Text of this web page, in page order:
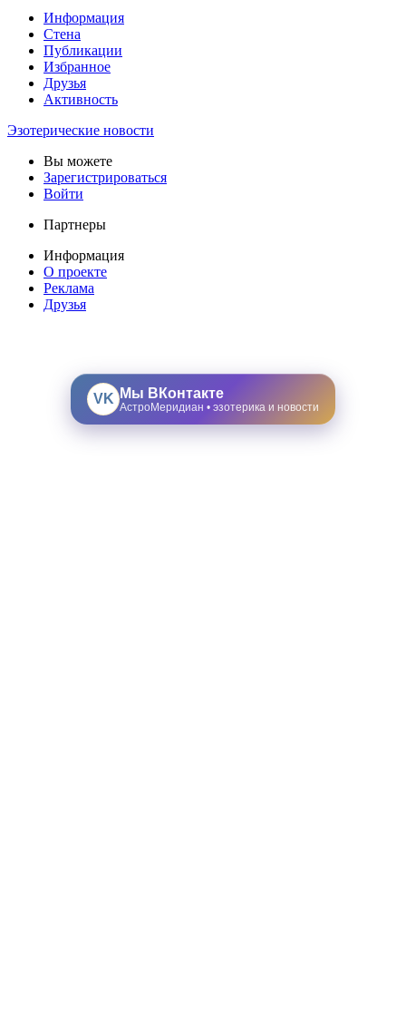
Информация
Стена
Публикации
Избранное
Друзья
Активность
Эзотерические новости
Вы можете
Зарегистрироваться
Войти
Партнеры
Информация
О проекте
Реклама
Друзья
VK Мы ВКонтакте
АстроМеридиан • эзотерика и новости